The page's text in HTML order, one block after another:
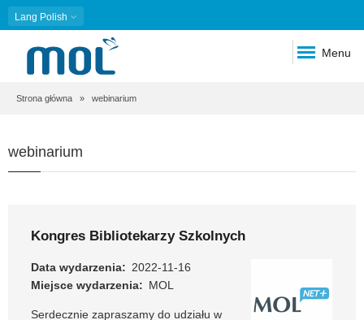
Lang Polish
Menu
Ścieżka
nawigacyjna
Strona główna webinarium
webinarium
Kongres Bibliotekarzy Szkolnych
Data wydarzenia
2022-11-16
Miejsce wydarzenia
MOL
Serdecznie zapraszamy do udziału w